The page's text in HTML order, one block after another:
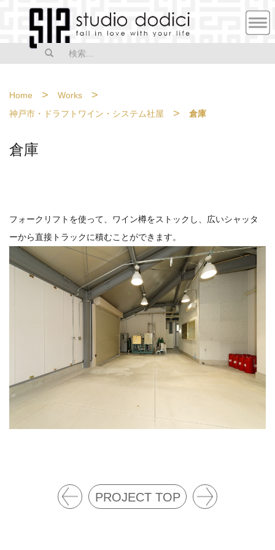
MEN
U
Home > Works >
神戸市・ドラフトワイン・システム社屋 > 倉庫
倉庫
フォークリフトを使って、ワイン樽をストックし、広いシャッタ
ーから直接トラックに積むことができます。
PROJECT TOP